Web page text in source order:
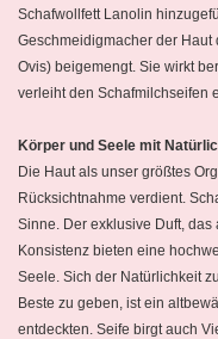
Schafwollfett Lanolin
Geschmeidigmacher der Haut
Ovis) beigemengt. Sie wirkt
verleiht den Schafmilchseifen
Körper und Seele mit
Die Haut als unser größtes
Rücksichtnahme verdient.
Sinne. Der exklusive Duft,
Konsistenz bieten eine
Seele. Sich der Natürlichkeit
Beste zu geben, ist ein
entdeckten. Seife birgt auch